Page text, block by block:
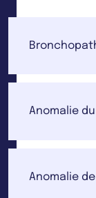
Anomalie
Anomalie